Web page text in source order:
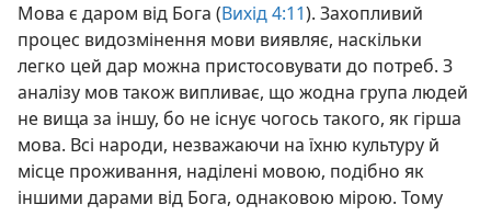
Мова є даром від Бога (Вихід 4:11). Захопливий
процес видозмінення мови виявляє, наскільки
легко цей дар можна пристосовувати до потреб. З
аналізу мов також випливає, що жодна група людей
не вища за іншу, бо не існує чогось такого, як гірша
мова. Всі народи, незважаючи на їхню культуру й
місце проживання, наділені мовою, подібно як
іншими дарами від Бога, однаковою мірою. Тому